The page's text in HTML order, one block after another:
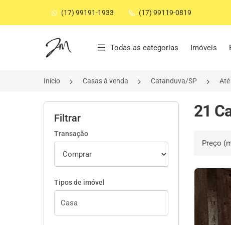
(17) 99191-1933 (17) 99119-0819
Página inicial
Todas as categorias Imóveis
Início Casas à venda Catanduva/SP Até
Filtrar
Transação
Tipos de imóvel
21
Ordenar